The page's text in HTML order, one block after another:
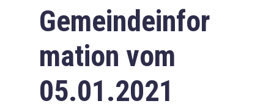
Gemeindeinfor
mation vom
05.01.2021